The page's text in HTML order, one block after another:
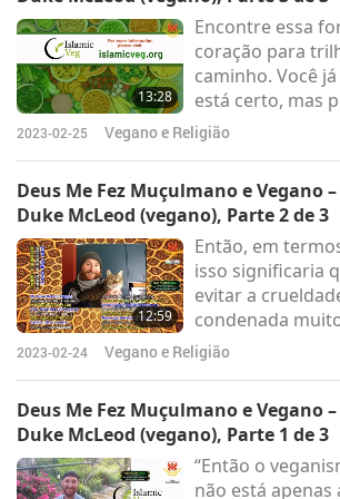
13:28
Encontre essa
coração para
caminho. Você
está certo, mas
dificuldade em
passo a passo
assim que
entram no
2023-02-25 Vegano e Religião
Deus Me Fez Muçulmano e Vegano
Duke McLeod (vegano), Parte 2 de 3
12:59
Então, em
isso significaria
evitar a
condenada
claramente no
Hadith.
2023-02-24 Vegano e Religião
Deus Me Fez Muçulmano e Vegano
Duke McLeod (vegano), Parte 1 de 3
“Então o
não está